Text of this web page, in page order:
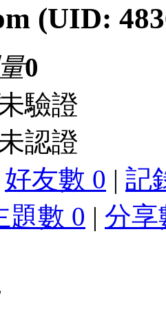
(UID:
0
驗證
認證
好友數 0 | 記
題數 0 | 分享